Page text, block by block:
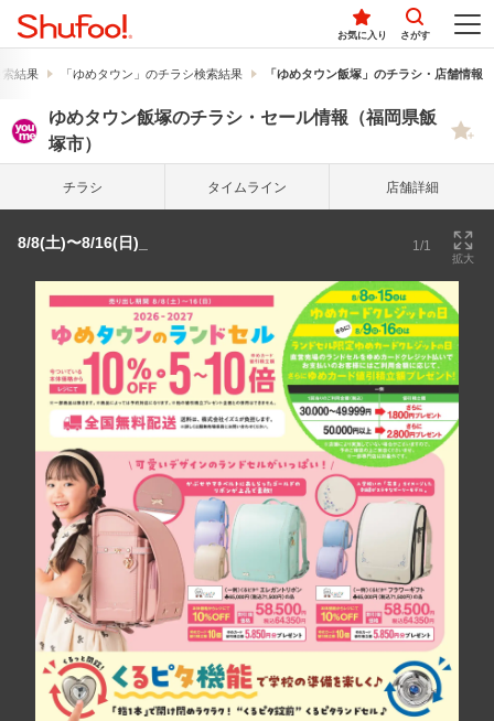
お気に入り さがす
結果 「ゆめタウン」のチラシ検索結果 「ゆめタウン飯塚」のチラシ・店舗情報
ゆめタウン飯塚のチラシ・セール情報（福岡県飯
塚市）
チラシ タイム ライン 店舗詳細
8/8(土)〜8/16(日)_ 1/1
拡大